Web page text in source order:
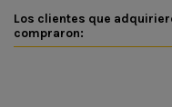
Los clientes que
compraron: